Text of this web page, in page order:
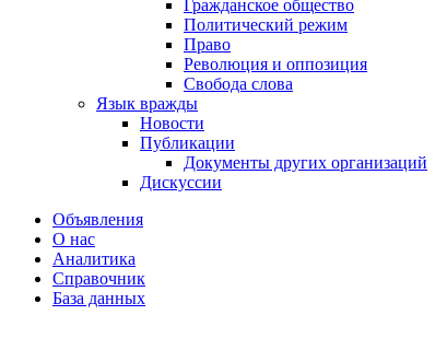
Гражданское общество
Политический режим
Право
Революция и оппозиция
Свобода слова
Язык вражды
Новости
Публикации
Документы других организаций
Дискуссии
Объявления
О нас
Аналитика
Справочник
База данных